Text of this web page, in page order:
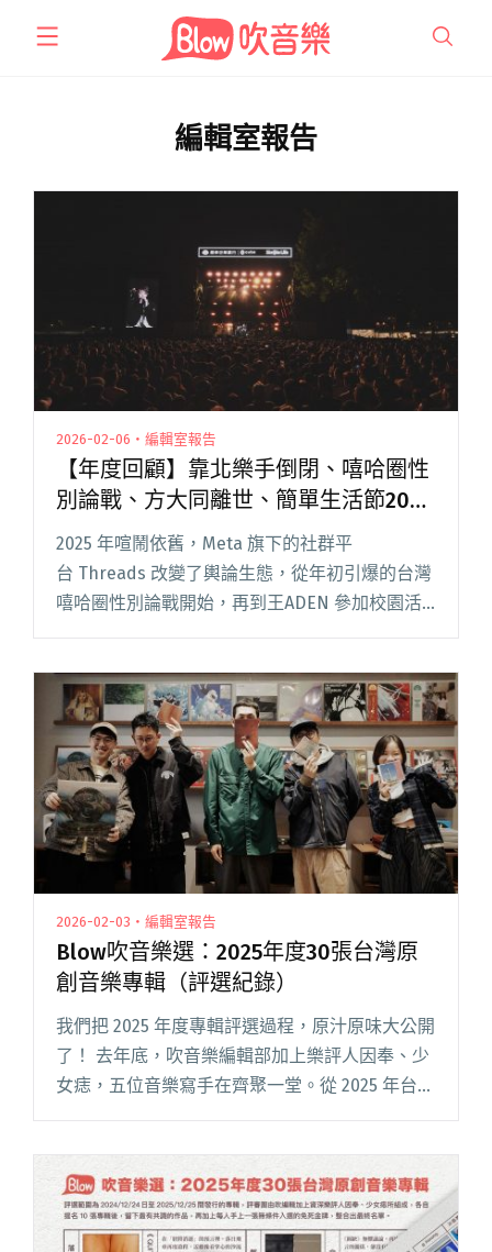
編輯室報告
2026-02-06・編輯室報告
【年度回顧】靠北樂手倒閉、嘻哈圈性
別論戰、方大同離世、簡單生活節20週
年⋯⋯2025年度台灣音樂事件簿
2025 年喧鬧依舊，Meta 旗下的社群平
台 Threads 改變了輿論生態，從年初引爆的台灣
嘻哈圈性別論戰開始，再到王ADEN 參加校園活
動引起的「大跳事件」，可見 Threads 不僅成為
被聽閱讀全文 "【年度回顧】靠北樂手倒閉、嘻
哈圈性別論戰、方大同離世、簡單生活節20週
年⋯⋯2025年度台灣音樂事件簿"
2026-02-03・編輯室報告
Blow吹音樂選：2025年度30張台灣原
創音樂專輯（評選紀錄）
我們把 2025 年度專輯評選過程，原汁原味大公開
了！ 去年底，吹音樂編輯部加上樂評人因奉、少
女痣，五位音樂寫手在齊聚一堂。從 2025 年台灣
閱讀全文 "Blow吹音樂選：2025年度30張台灣原
創音樂專輯（評選紀錄）"